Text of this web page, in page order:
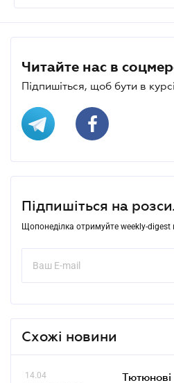
Читайте нас в
Підпишіться, щоб бути в
Підпишіться на
Щопонеділка отримуйте weekly-digest
Схожі новини
14.04
Тютюнові